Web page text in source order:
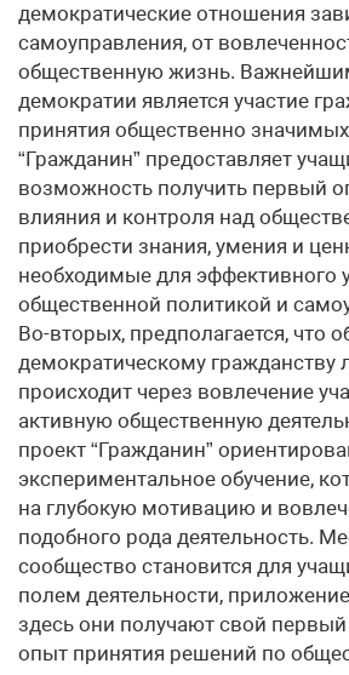
демократические отношения
самоуправления, от
общественную жизнь.
демократии является участие
принятия общественно
“Гражданин” предоставляет
возможность получить первый
влияния и контроля над
приобрести знания, умения и
необходимые для эффективного
общественной политикой и
Во-вторых, предполагается, что
демократическому гражданству
происходит через вовлечение
активную общественную
проект “Гражданин”
экспериментальное обучение,
на глубокую мотивацию и
подобного рода деятельность.
сообщество становится для
полем деятельности,
здесь они получают свой
опыт принятия решений по